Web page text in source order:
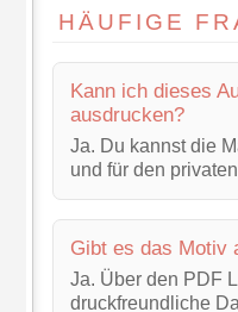
HÄUFIGE
Kann ich dieses
ausdrucken?
Ja. Du kannst die
und für den
Gibt es das Motiv
Ja. Über den PDF
druckfreundliche